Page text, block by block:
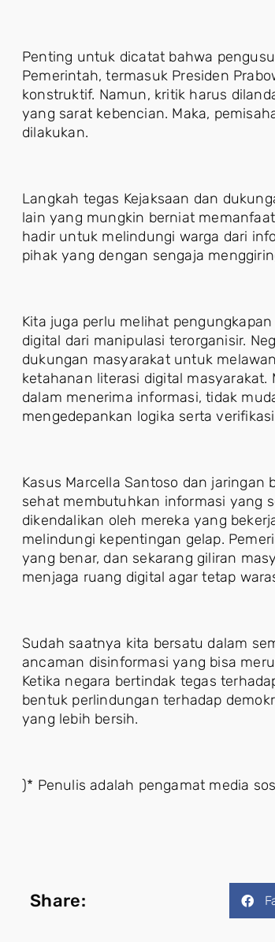
Penting untuk dicatat bahwa
Pemerintah, termasuk Presiden
konstruktif. Namun, kritik harus
yang sarat kebencian. Maka,
dilakukan.
Langkah tegas Kejaksaan dan
lain yang mungkin berniat
hadir untuk melindungi warga dari
pihak yang dengan sengaja
Kita juga perlu melihat
digital dari manipulasi terorganisir.
dukungan masyarakat untuk
ketahanan literasi digital
dalam menerima informasi, tidak
mengedepankan logika serta
Kasus Marcella Santoso dan
sehat membutuhkan informasi yang
dikendalikan oleh mereka yang
melindungi kepentingan gelap.
yang benar, dan sekarang giliran
menjaga ruang digital agar tetap
Sudah saatnya kita bersatu dalam
ancaman disinformasi yang bisa
Ketika negara bertindak tegas
bentuk perlindungan terhadap
yang lebih bersih.
)* Penulis adalah pengamat media
Share: